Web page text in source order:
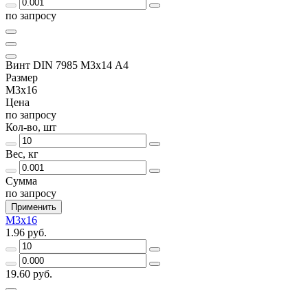
по запросу
Винт DIN 7985 М3х14 A4
Размер
М3х16
Цена
по запросу
Кол-во, шт
Вес, кг
Сумма
по запросу
Применить
М3х16
1.96 руб.
19.60 руб.